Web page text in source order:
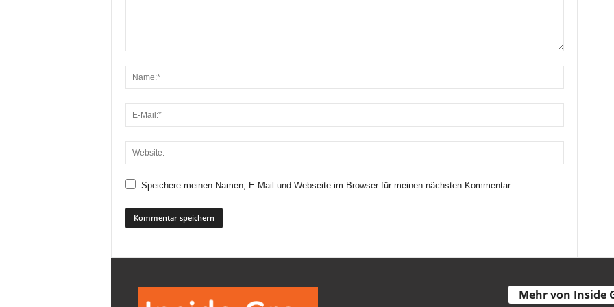
Speichere meinen Namen, E-Mail und Webseite im Browser für meinen nächsten Kommentar.
Mehr von Inside